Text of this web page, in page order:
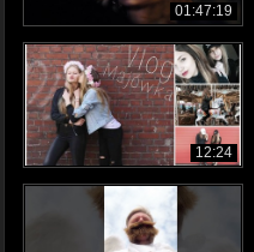
01:47:19
12:24